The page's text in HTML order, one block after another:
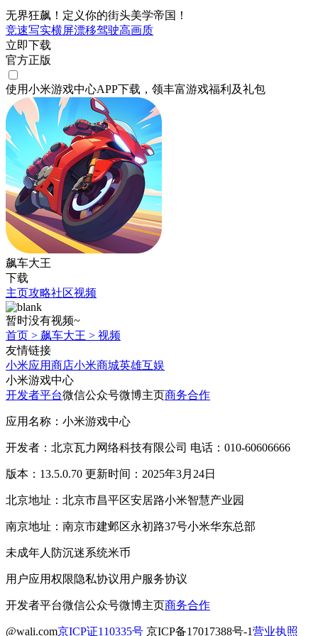
无界狂飙！定义你的街头美学帝国！​
竞速写实横屏漂移驾驶高画质
立即下载
官方正版
使用小米游戏中心APP下载 ，领丰富游戏福利 及礼包
飙车大王
下载
主页攻略社区视频
暂时没有视频~
首页 > 飙车大王 > 视频
友情链接
小米应用商店小米商城英雄互娱
小米游戏中心
开发者平台微信公众号微博主页商务合作
应用名称：小米游戏中心
开发者：北京瓦力网络科技有限公司 电话：010-60606666
版本：13.5.0.70 更新时间：2025年3月24日
北京地址：北京市昌平区安居路小米智慧产业园
南京地址：南京市建邺区永初路37号小米华东总部
未成年人防沉迷系统米币
用户应用权限隐私协议用户服务协议
开发者平台微信公众号微博主页商务合作
@wali.com京ICP证110335号 京ICP备17017388号-1营业执照